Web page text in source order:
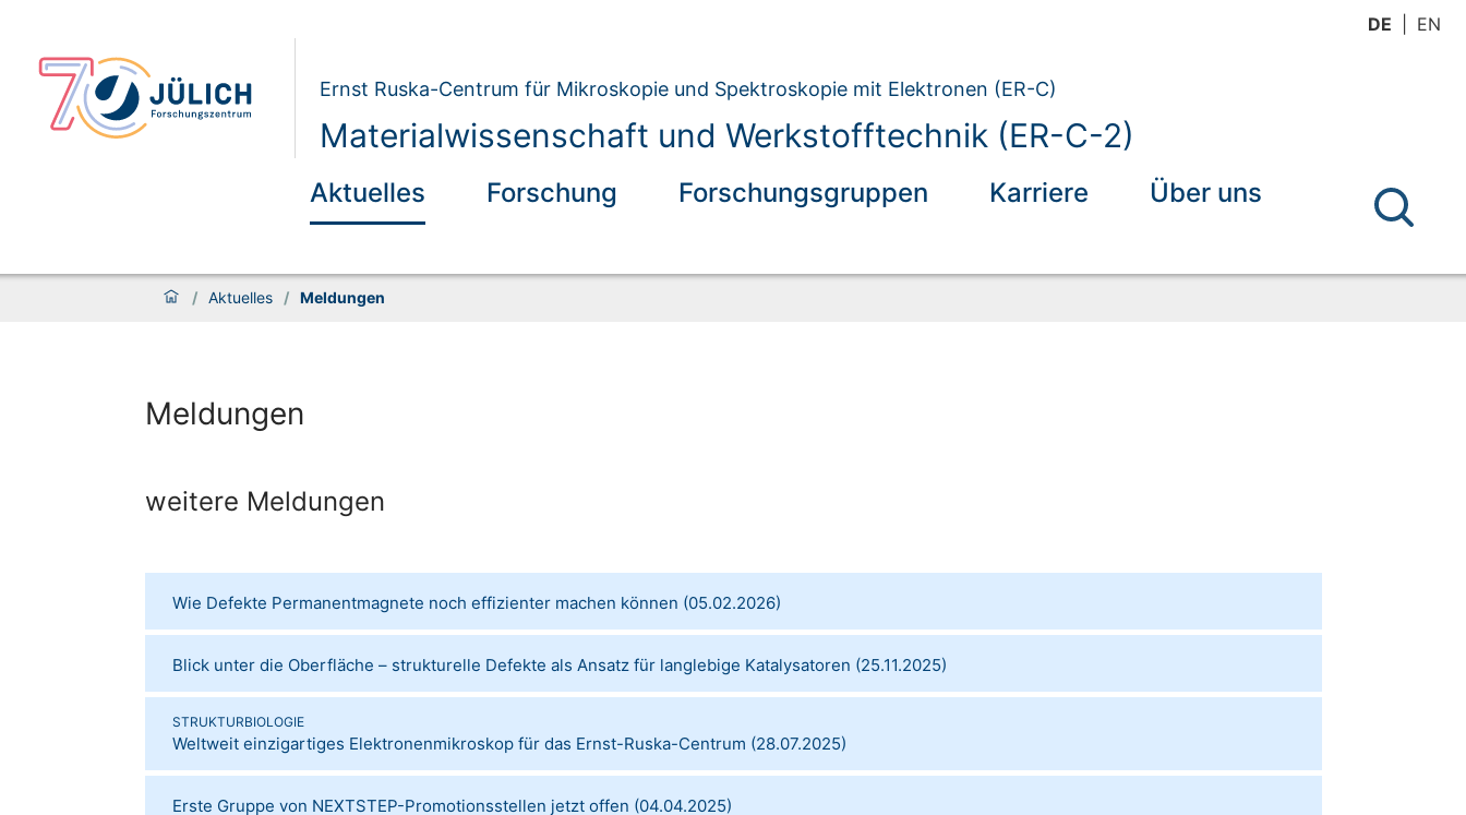
DE EN
Ernst Ruska-Centrum für Mikroskopie und Spektroskopie mit Elektronen (ER-C)
Materialwissenschaft und Werkstofftechnik (ER-C-2)
Aktuelles Forschung Forschungsgruppen Karriere Über uns
/ Aktuelles / Meldungen
Meldungen
weitere Meldungen
Wie Defekte Permanentmagnete noch effizienter machen können (05.02.2026)
Blick unter die Oberfläche – strukturelle Defekte als Ansatz für langlebige Katalysatoren (25.11.2025)
STRUKTURBIOLOGIE
Weltweit einzigartiges Elektronenmikroskop für das Ernst-Ruska-Centrum (28.07.2025)
Erste Gruppe von NEXTSTEP-Promotionsstellen jetzt offen (04.04.2025)